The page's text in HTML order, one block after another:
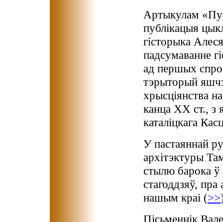
Артыкулам
публікацыя
гісторыка
падсумаванне
ад першых
тэрыторый
хрысціянства
канца ХХ ст., з
каталіцкага
У пастаяннай
архітэктуры
стылю барока
стагоддзяў,
нашым краі (>>
Пісьменнік